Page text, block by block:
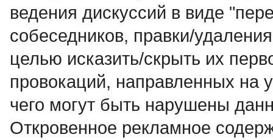
ведения дискуссий в виде
собеседников, правки/
целью исказить/скрыть их
провокаций, направленных на
чего могут быть нарушены
Откровенное рекламное